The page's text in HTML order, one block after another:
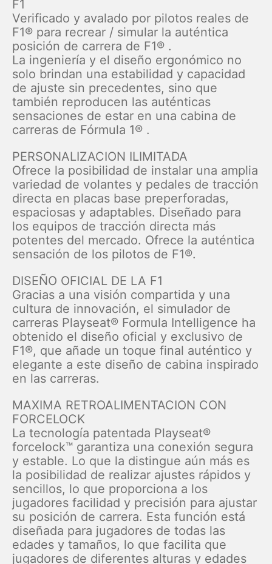
F1
Verificado y avalado por pilotos reales de
F1® para recrear / simular la auténtica
posición de carrera de F1® .
La ingeniería y el diseño ergonómico no
solo brindan una estabilidad y capacidad
de ajuste sin precedentes, sino que
también reproducen las auténticas
sensaciones de estar en una cabina de
carreras de Fórmula 1® .
PERSONALIZACION ILIMITADA
Ofrece la posibilidad de instalar una amplia
variedad de volantes y pedales de tracción
directa en placas base preperforadas,
espaciosas y adaptables. Diseñado para
los equipos de tracción directa más
potentes del mercado. Ofrece la auténtica
sensación de los pilotos de F1®.
DISEÑO OFICIAL DE LA F1
Gracias a una visión compartida y una
cultura de innovación, el simulador de
carreras Playseat® Formula Intelligence ha
obtenido el diseño oficial y exclusivo de
F1®, que añade un toque final auténtico y
elegante a este diseño de cabina inspirado
en las carreras.
MAXIMA RETROALIMENTACION CON
FORCELOCK
La tecnología patentada Playseat®
forcelock™ garantiza una conexión segura
y estable. Lo que la distingue aún más es
la posibilidad de realizar ajustes rápidos y
sencillos, lo que proporciona a los
jugadores facilidad y precisión para ajustar
su posición de carrera. Esta función está
diseñada para jugadores de todas las
edades y tamaños, lo que facilita que
jugadores de diferentes alturas y edades